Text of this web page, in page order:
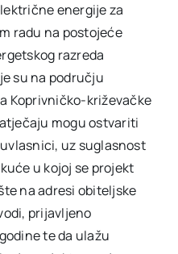
energije za
radu na postojeće
razreda
su na području
Koprivničko-križevačke
mogu ostvariti
uz suglasnost
u kojoj se projekt
na adresi obiteljske
prijavljeno
te da ulažu